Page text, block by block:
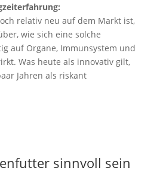
relativ neu auf dem Markt ist,
wie sich eine solche
auf Organe, Immunsystem und
Was heute als innovativ gilt,
Jahren als riskant
sinnvoll sein